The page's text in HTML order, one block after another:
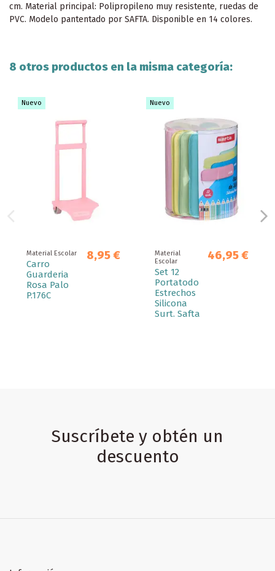
cm. Material principal: Polipropileno muy resistente, ruedas de
PVC. Modelo pantentado por SAFTA. Disponible en 14 colores.
8 otros productos en la misma categoría:
Nuevo
Material Escolar
Carro
Guarderia
Rosa Palo
P.176C
8,95 €
Nuevo
Material
Escolar
Set 12
Portatodo
Estrechos
Silicona
Surt. Safta
46,95 €
Suscríbete y obtén un
descuento